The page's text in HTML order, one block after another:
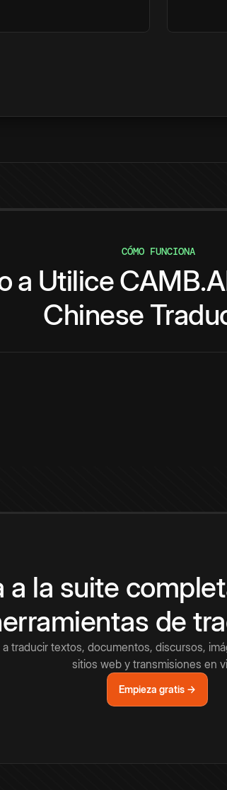
CÓMO FUNCIONA
a Utilice
Chinese
a la suite
de
a traducir textos, documentos, discursos,
sitios web y transmisiones en
Empieza gratis →